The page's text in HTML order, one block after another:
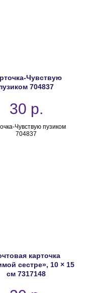
Чувствую
704837
30 р.
Чувствую пузиком
704837
карточка
сестре», 10 × 15
см 7317148